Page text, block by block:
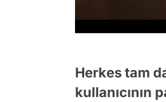
Herkes tam
kullanıcının